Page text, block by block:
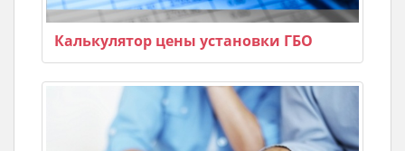
Калькулятор цены установки ГБО